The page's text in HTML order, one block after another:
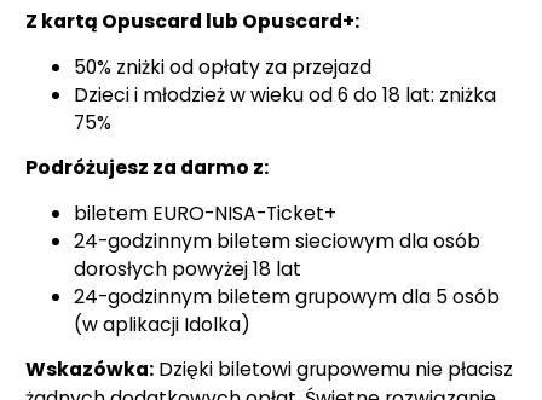
Z kartą Opuscard lub Opuscard+:
50% zniżki od opłaty za przejazd
Dzieci i młodzież w wieku od 6 do 18 lat: zniżka
75%
Podróżujesz za darmo z:
biletem EURO-NISA-Ticket+
24-godzinnym biletem sieciowym dla osób
dorosłych powyżej 18 lat
24-godzinnym biletem grupowym dla 5 osób
(w aplikacji Idolka)
Wskazówka: Dzięki biletowi grupowemu nie płacisz